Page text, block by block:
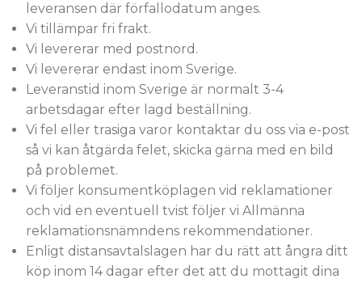
leveransen där förfallodatum anges.
Vi tillämpar fri frakt.
Vi levererar med postnord.
Vi levererar endast inom Sverige.
Leveranstid inom Sverige är normalt 3-4
arbetsdagar efter lagd beställning.
Vi fel eller trasiga varor kontaktar du oss via e-post
så vi kan åtgärda felet, skicka gärna med en bild
på problemet.
Vi följer konsumentköplagen vid reklamationer
och vid en eventuell tvist följer vi Allmänna
reklamationsnämndens rekommendationer.
Enligt distansavtalslagen har du rätt att ångra ditt
köp inom 14 dagar efter det att du mottagit dina